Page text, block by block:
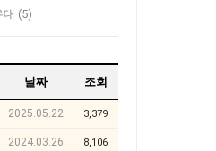
대 (5)
날짜 조회
2025.05.22 3,379
2024.03.26 8,106